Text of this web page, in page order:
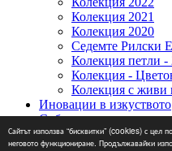
Сайтът използва “бисквитки” (cookies) с цел
неговото функциониране. Продължавайки
Колекция 2021
Колекция 2020
Седемте Рилски
Колекция петли -
Колекция -
Колекция с живи
Иновации в изкуството
Събития
Новини
Контакти